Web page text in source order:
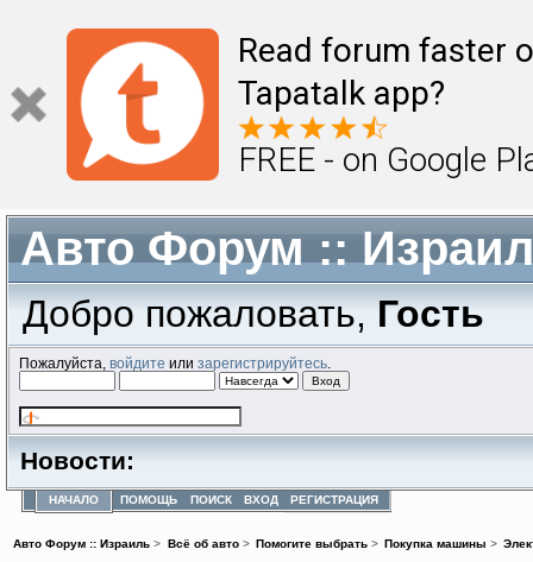
Read forum faster
Tapatalk app?
FREE - on Google
Авто Форум ::
Добро пожаловать,Гость
Пожалуйста,войдите илизарегистрируйтесь
Новости:
НАЧАЛО ПОМОЩЬ ПОИСК ВХОД РЕГИСТРАЦИЯ
Авто Форум :: Израиль > Всё об авто> Помогите выбрать> Покупка машины >